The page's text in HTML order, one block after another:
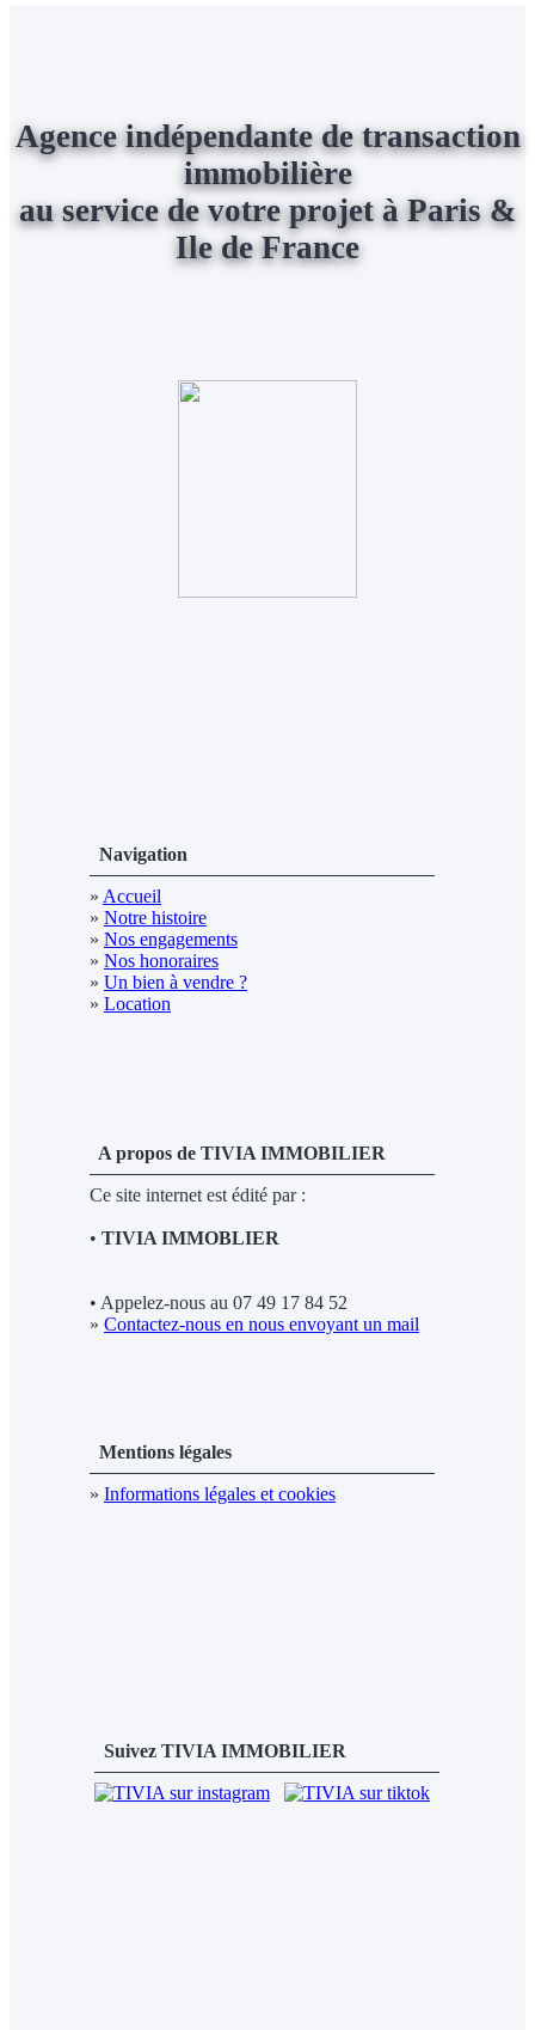
Agence indépendante de transaction
immobilière
au service de votre projet à Paris &
Ile de France
Navigation
» Accueil
» Notre histoire
» Nos engagements
» Nos honoraires
» Un bien à vendre ?
» Location
A propos de TIVIA IMMOBILIER
Ce site internet est édité par :
• TIVIA IMMOBLIER
• Appelez-nous au 07 49 17 84 52
» Contactez-nous en nous envoyant un mail
Mentions légales
» Informations légales et cookies
Suivez TIVIA IMMOBILIER